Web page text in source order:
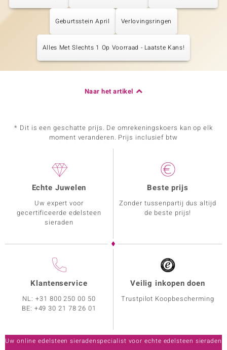
Geburtsstein April Verlovingsringen
Alles Met Slechts 1 Op Voorraad - Laatste Kans!
Naar het artikel
* Dit is een geschatte prijs. De omrekeningskoers kan op elk
moment veranderen. Prijs inclusief btw
Echte Juwelen
Uw expert voor
gecertificeerde edelsteen
sieraden
Beste prijs
Zonder tussenpartij dus altijd
de beste prijs!
Klantenservice
NL:+31 800 250 00 50
BE: +49 30 21 78 26 01
Veilig inkopen doen
Trustpilot Koopbescherming
Uw online edelsteen sieradenspecialist voor echte edelsteen sieraden